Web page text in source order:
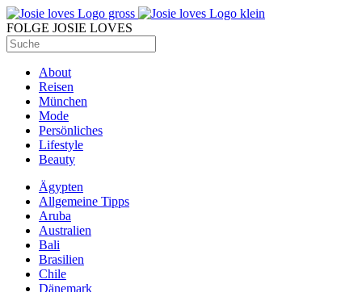
FOLGE JOSIE LOVES
About
Reisen
München
Mode
Persönliches
Lifestyle
Beauty
Ägypten
Allgemeine Tipps
Aruba
Australien
Bali
Brasilien
Chile
Dänemark